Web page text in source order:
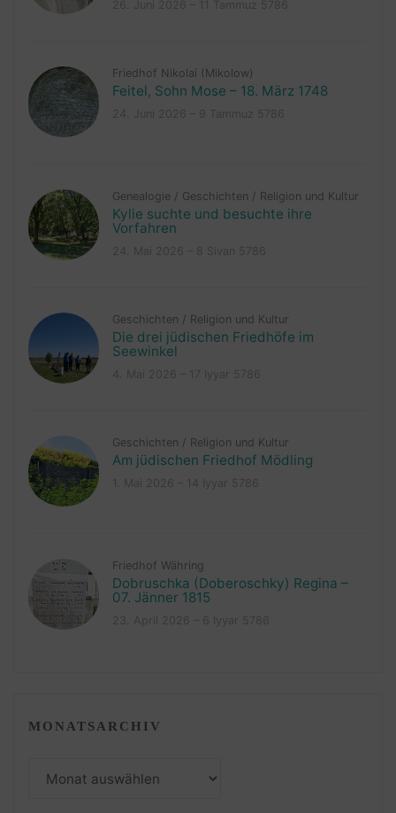
Friedhof Nikolai (Mikolow)
Feitel, Sohn Mose – 18. März 1748
Genealogie / Geschichten / Religion und Kultur
Kylie suchte und besuchte ihre
Vorfahren
Geschichten / Religion und Kultur
Die drei jüdischen Friedhöfe im
Seewinkel
Geschichten / Religion und Kultur
Am jüdischen Friedhof Mödling
Friedhof Währing
Dobruschka (Doberoschky) Regina –
07. Jänner 1815
MONATSARCHIV